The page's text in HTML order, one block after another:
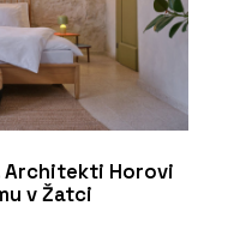
Architekti Horovi
v Žatci